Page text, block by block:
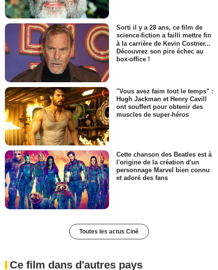
Sorti il y a 28 ans, ce film de
science-fiction a failli mettre fin
à la carrière de Kevin Costner...
Découvrez son pire échec au
box-office !
"Vous avez faim tout le temps" :
Hugh Jackman et Henry Cavill
ont souffert pour obtenir des
muscles de super-héros
Cette chanson des Beatles est à
l'origine de la création d'un
personnage Marvel bien connu
et adoré des fans
Toutes les actus Ciné
Ce film dans d'autres pays